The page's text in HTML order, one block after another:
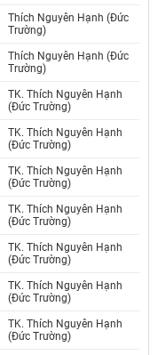
Thích Nguyên Hạnh (Đức
Trường)
Thích Nguyên Hạnh (Đức
Trường)
TK. Thích Nguyên Hạnh
(Đức Trường)
TK. Thích Nguyên Hạnh
(Đức Trường)
TK. Thích Nguyên Hạnh
(Đức Trường)
TK. Thích Nguyên Hạnh
(Đức Trường)
TK. Thích Nguyên Hạnh
(Đức Trường)
TK. Thích Nguyên Hạnh
(Đức Trường)
TK. Thích Nguyên Hạnh
(Đức Trường)